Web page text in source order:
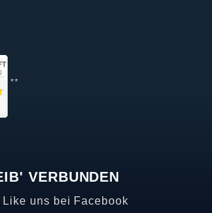
**
VERBUNDEN
Like uns bei Facebook